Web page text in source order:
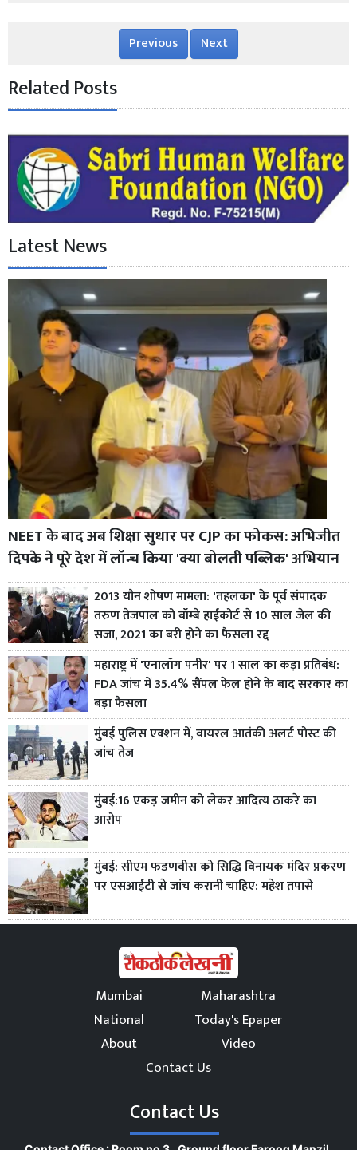
Previous Next
Related Posts
Latest News
NEET के बाद अब शिक्षा सुधार पर CJP का फोकस: अभिजीत
दिपके ने पूरे देश में लॉन्च किया 'क्या बोलती पब्लिक' अभियान
2013 यौन शोषण मामला: 'तहलका' के पूर्व संपादक
तरुण तेजपाल को बॉम्बे हाईकोर्ट से 10 साल जेल की
सजा, 2021 का बरी होने का फैसला रद्द
महाराष्ट्र में 'एनालॉग पनीर' पर 1 साल का कड़ा प्रतिबंध:
FDA जांच में 35.4% सैंपल फेल होने के बाद सरकार का
बड़ा फैसला
मुंबई पुलिस एक्शन में, वायरल आतंकी अलर्ट पोस्ट की
जांच तेज
मुंबई:16 एकड़ जमीन को लेकर आदित्य ठाकरे का
आरोप
मुंबई: सीएम फडणवीस को सिद्धि विनायक मंदिर प्रकरण
पर एसआईटी से जांच करानी चाहिए: महेश तपासे
Mumbai
Maharashtra
National
Today's Epaper
About
Video
Contact Us
Contact Us